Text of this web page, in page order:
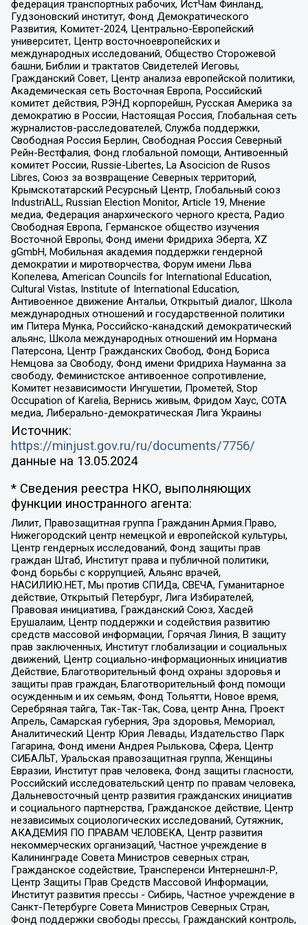
федерация транспортных рабочих, ИстЧам Финланд,
Гудзоновский институт, Фонд Демократического
Развития, Комитет-2024, Центрально-Европейский
университет, Центр восточноевропейских и
международных исследований, Общество Сторожевой
башни, Библии и трактатов Свидетелей Иеговы,
Гражданский Совет, Центр анализа европейской политики,
Академическая сеть Восточная Европа, Российский
комитет действия, РЭНД корпорейшн, Русская Америка за
демократию в России, Настоящая Россия, Глобальная сеть
журналистов-расследователей, Служба поддержки,
Свободная Россия Берлин, Свободная Россия Северный
Рейн-Вестфалия, Фонд глобальной помощи, Антивоенный
комитет России, Russie-Libertes, La Asocicion de Rusos
Libres, Союз за возвращение Северных территорий,
Крымскотатарский Ресурсный Центр, Глобальный союз
IndustriALL, Russian Election Monitor, Article 19, Мнение
медиа, Федерация анархического черного креста, Радио
Свободная Европа, Германское общество изучения
Восточной Европы, Фонд имени Фридриха Эберта, XZ
gGmbH, Мобильная академия поддержки гендерной
демократии и миротворчества, Форум имени Льва
Копелева, American Councils for International Education,
Cultural Vistas, Institute of International Education,
Антивоенное движение Антальи, Открытый диалог, Школа
международных отношений и государственной политики
им Питера Мунка, Российско-канадский демократический
альянс, Школа международных отношений им Нормана
Патерсона, Центр Гражданских Свобод, Фонд Бориса
Немцова за Свободу, Фонд имени Фридриха Науманна за
свободу, Феминистское антивоенное сопротивление,
Комитет независимости Ингушетии, Прометей, Stop
Occupation of Karelia, Вернись живым, Фридом Хаус, СОТА
медиа, Либерально-демократическая Лига Украины
Источник:
https://minjust.gov.ru/ru/documents/7756/
данные на 13.05.2024
* Сведения реестра НКО, выполняющих
функции иностранного агента:
Лилит, Правозащитная группа Гражданин.Армия.Право,
Нижегородский центр немецкой и европейской культуры,
Центр гендерных исследований, Фонд защиты прав
граждан Штаб, Институт права и публичной политики,
Фонд борьбы с коррупцией, Альянс врачей,
НАСИЛИЮ.НЕТ, Мы против СПИДа, СВЕЧА, Гуманитарное
действие, Открытый Петербург, Лига Избирателей,
Правовая инициатива, Гражданский Союз, Хасдей
Ерушалаим, Центр поддержки и содействия развитию
средств массовой информации, Горячая Линия, В защиту
прав заключенных, Институт глобализации и социальных
движений, Центр социально-информационных инициатив
Действие, Благотворительный фонд охраны здоровья и
защиты прав граждан, Благотворительный фонд помощи
осужденным и их семьям, Фонд Тольятти, Новое время,
Серебряная тайга, Так-Так-Так, Сова, центр Анна, Проект
Апрель, Самарская губерния, Эра здоровья, Мемориал,
Аналитический Центр Юрия Левады, Издательство Парк
Гагарина, Фонд имени Андрея Рылькова, Сфера, Центр
СИБАЛЬТ, Уральская правозащитная группа, Женщины
Евразии, Институт прав человека, Фонд защиты гласности,
Российский исследовательский центр по правам человека,
Дальневосточный центр развития гражданских инициатив
и социального партнерства, Гражданское действие, Центр
независимых социологических исследований, Сутяжник,
АКАДЕМИЯ ПО ПРАВАМ ЧЕЛОВЕКА, Центр развития
некоммерческих организаций, Частное учреждение в
Калининграде Совета Министров северных стран,
Гражданское содействие, Трансперенси Интернешнл-Р,
Центр Защиты Прав Средств Массовой Информации,
Институт развития прессы - Сибирь, Частное учреждение в
Санкт-Петербурге Совета Министров Северных Стран,
Фонд поддержки свободы прессы, Гражданский контроль,